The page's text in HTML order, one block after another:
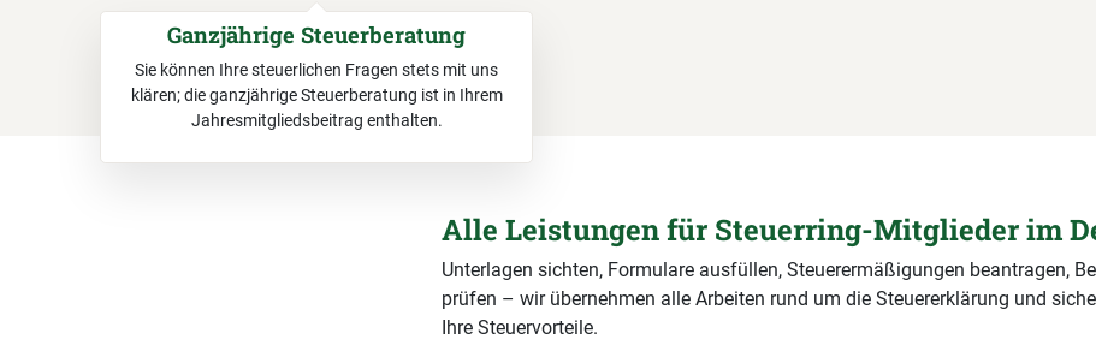
Alle Leistungen für Steuerring-Mitglieder im
Unterlagen sichten, Formulare ausfüllen, Steuerermäßigungen beantragen,
prüfen – wir übernehmen alle Arbeiten rund um die Steuererklärung und
Ihre Steuervorteile.
Ganzjährige Steuerberatung
Sie können Ihre steuerlichen Fragen stets mit uns
klären; die ganzjährige Steuerberatung ist in Ihrem
Jahresmitgliedsbeitrag enthalten.